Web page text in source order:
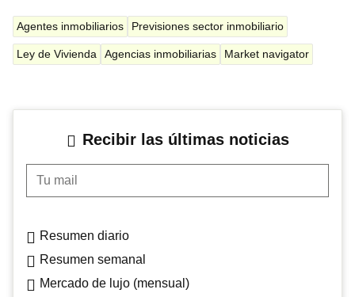
Agentes inmobiliarios Previsiones sector inmobiliario
Ley de Vivienda Agencias inmobiliarias Market navigator
Recibir las últimas noticias
Tu mail
Resumen diario
Resumen semanal
Mercado de lujo (mensual)